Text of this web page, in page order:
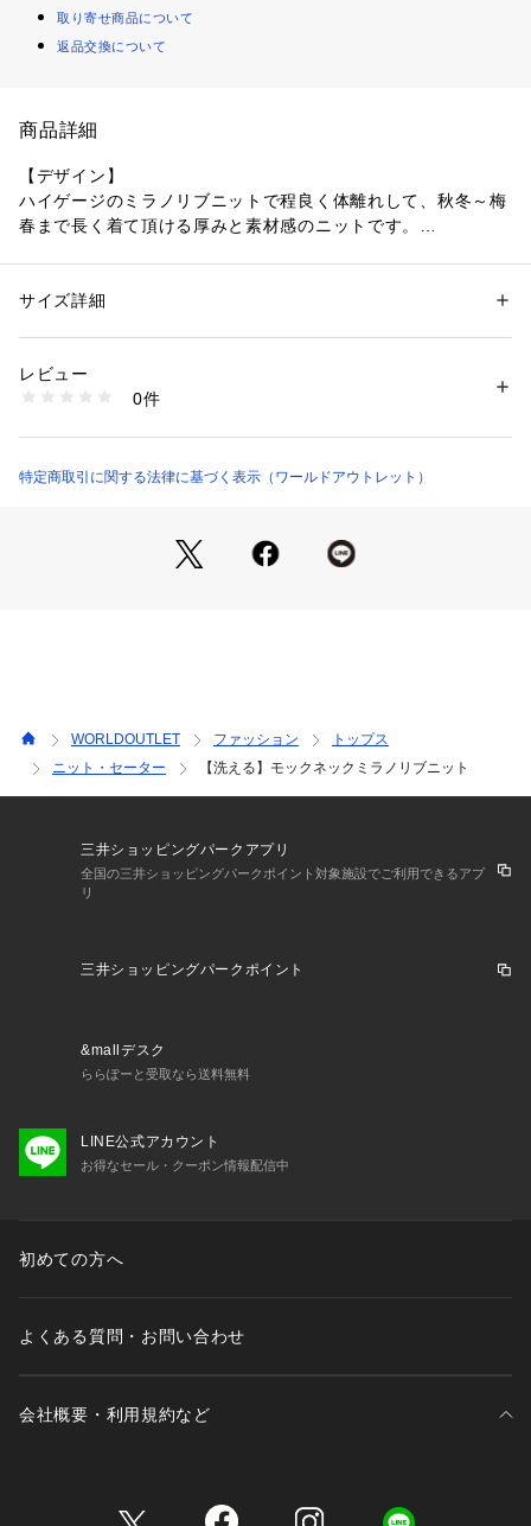
取り寄せ商品について
返品交換について
商品詳細
【デザイン】
ハイゲージのミラノリブニットで程良く体離れして、秋冬～梅
春まで長く着て頂ける厚みと素材感のニットです。
後ろ裾にはベンツ仕立てのさりげないアクセントを加えていま
【素材感】
レギュラーウールにアクリルナイロンを混紡し、適度なハリ感
【着こなしポイント】
ニットの中にシャツレイヤードするのもステキです。
袖口をプッシュアップすると軽さやリラックス感が出ます。
若干製品と画像のカラーが異なる場合もございます。
性別：レディース
素材：毛40％ アクリル40％ ナイロン20％
商品番号：
153-14558 （ショップ）
サイズ詳細
レビュー
0件
特定商取引に関する法律に基づく表示（ワールドアウトレット）
WORLDOUTLET ファッション
トップス
ニット・セーター
【洗える】モックネックミラノリブニット
三井ショッピングパークアプリ
全国の三井ショッピングパークポイント対象施設でご利用できるアプ
リ
三井ショッピングパークポイント
&mallデスク
ららぽーと受取なら送料無料
LINE公式アカウント
お得なセール・クーポン情報配信中
初めての方へ
よくある質問・お問い合わせ
会社概要・利用規約など